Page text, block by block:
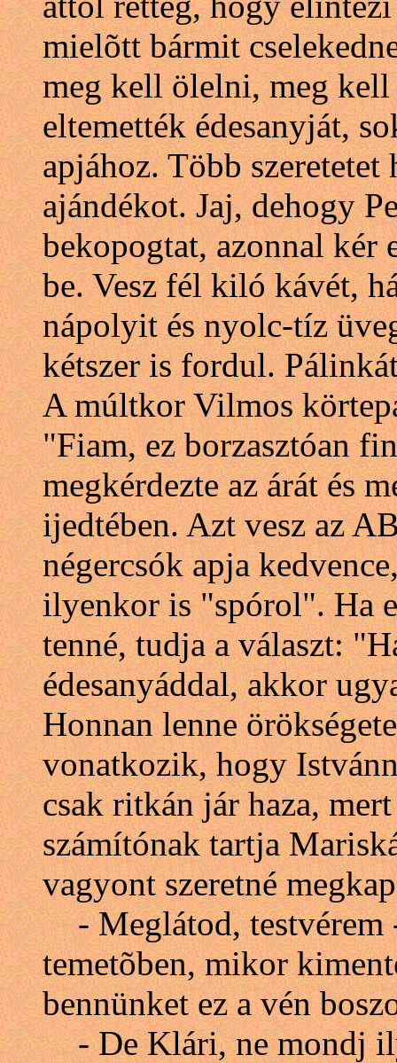
mielõtt bármit
meg kell ölelni, meg
eltemették édesanyját,
apjához. Több
ajándékot. Jaj, dehogy
bekopogtat, azonnal kér
be. Vesz fél kiló kávét,
nápolyit és nyolc-tíz
kétszer is fordul.
A múltkor Vilmos
"Fiam, ez borzasztóan
megkérdezte az árát és
ijedtében. Azt vesz az
négercsók apja
ilyenkor is "spórol". Ha
tenné, tudja a választ:
édesanyáddal, akkor
Honnan lenne
vonatkozik, hogy
csak ritkán jár haza,
számítónak tartja
vagyont szeretné
- Meglátod, testvérem
temetõben, mikor
bennünket ez a vén
- De Klári, ne mondj